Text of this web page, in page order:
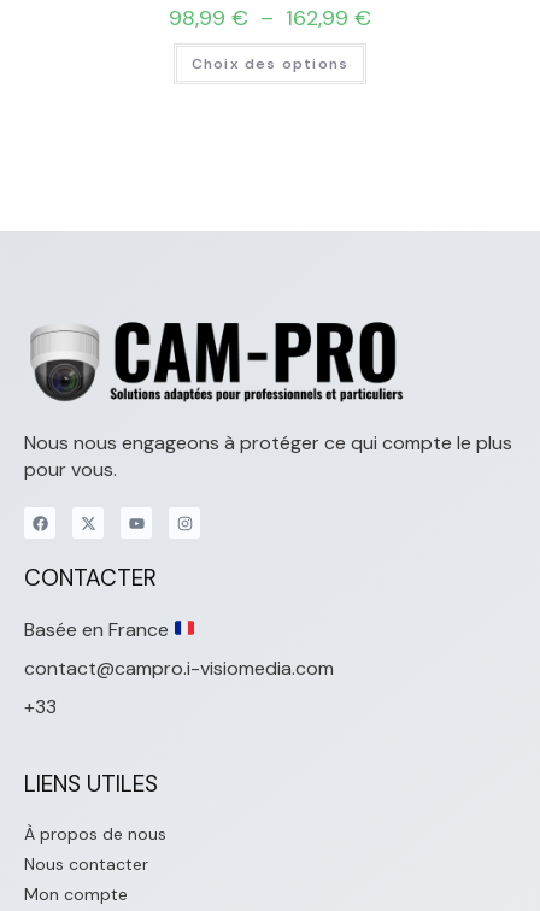
98,99 € – 162,99 €
Choix des options
Nous nous engageons à protéger ce qui compte le plus
pour vous.
CONTACTER
Basée en France
contact@campro.i-visiomedia.com
+33
LIENS UTILES
À propos de nous
Nous contacter
Mon compte